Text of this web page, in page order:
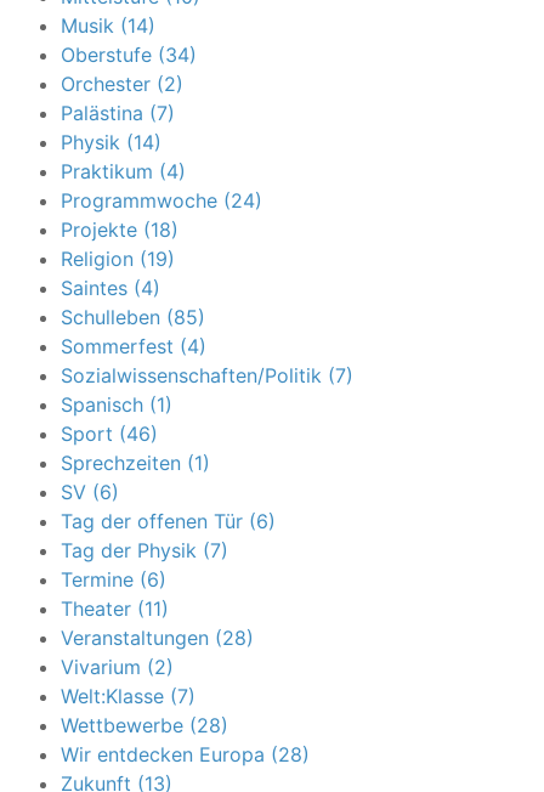
Musik (14)
Oberstufe (34)
Orchester (2)
Palästina (7)
Physik (14)
Praktikum (4)
Programmwoche (24)
Projekte (18)
Religion (19)
Saintes (4)
Schulleben (85)
Sommerfest (4)
Sozialwissenschaften/Politik (7)
Spanisch (1)
Sport (46)
Sprechzeiten (1)
SV (6)
Tag der offenen Tür (6)
Tag der Physik (7)
Termine (6)
Theater (11)
Veranstaltungen (28)
Vivarium (2)
Welt:Klasse (7)
Wettbewerbe (28)
Wir entdecken Europa (28)
Zukunft (13)